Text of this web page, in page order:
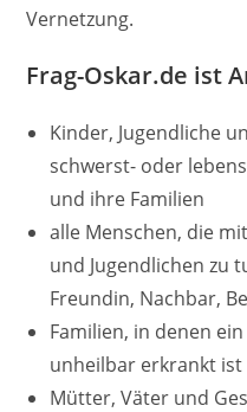
Vernetzung.
Frag-Oskar.de ist
Kinder, Jugendliche
schwerst- oder
und ihre Familien
alle Menschen, die
und Jugendlichen zu
Freundin, Nachbar,
Familien, in denen
unheilbar erkrankt ist
Mütter, Väter und